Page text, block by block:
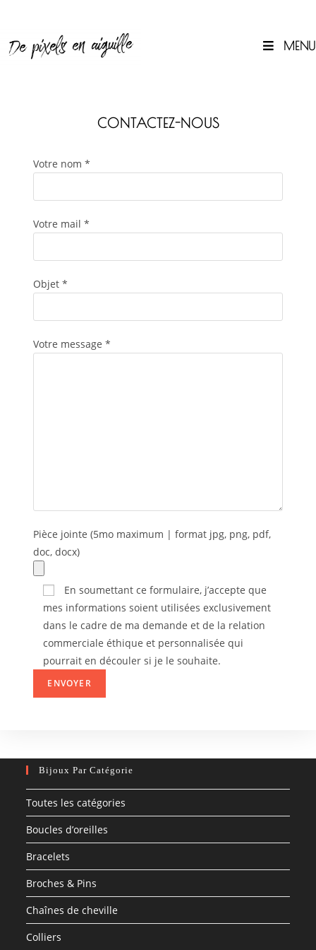
MENU
CONTACTEZ-NOUS
Votre nom *
Votre mail *
Objet *
Votre message *
Pièce jointe (5mo maximum | format jpg, png, pdf,
doc, docx)
En soumettant ce formulaire, j’accepte que
mes informations soient utilisées exclusivement
dans le cadre de ma demande et de la relation
commerciale éthique et personnalisée qui
pourrait en découler si je le souhaite.
Bijoux Par Catégorie
Toutes les catégories
Boucles d’oreilles
Bracelets
Broches & Pins
Chaînes de cheville
Colliers